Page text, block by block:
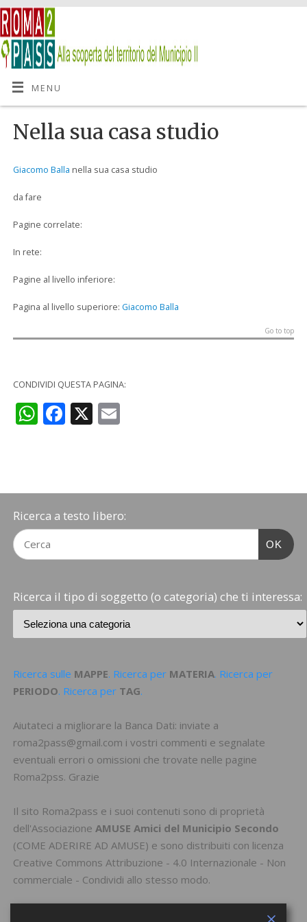
MENU
Nella sua casa studio
Giacomo Balla nella sua casa studio
da fare
Pagine correlate:
In rete:
Pagine al livello inferiore:
Pagina al livello superiore: Giacomo Balla
Go to top
CONDIVIDI QUESTA PAGINA:
WhatsApp
Facebook
X Email
Ricerca a testo libero:
OK
Ricerca il tipo di soggetto (o categoria) che ti interessa:
Ricerca sulle MAPPE. Ricerca per MATERIA. Ricerca per
PERIODO. Ricerca per TAG.
Aiutateci a migliorare la Banca Dati: inviate a
roma2pass@gmail.com i vostri commenti e segnalate
eventuali errori o omissioni che trovate nelle pagine
Roma2pss. Grazie
Il sito Roma2pass e i suoi contenuti sono di proprietà
dell'Associazione AMUSE Amici del Municipio Secondo
(COME ADERIRE AD AMUSE) e sono distribuiti con licenza
Creative Commons Attribuzione - 4.0 Internazionale - Non
commerciale - Condividi allo stesso modo.